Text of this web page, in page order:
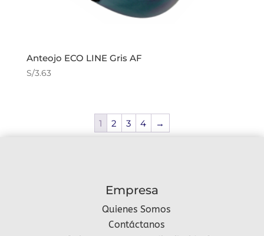
Anteojo ECO LINE Gris AF
S/3.63
1 2 3 4 →
Empresa
Quienes Somos
Contáctanos